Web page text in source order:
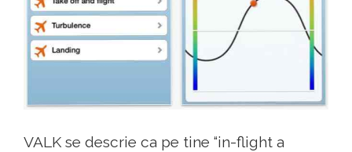
VALK se descrie ca pe tine “in-flight a